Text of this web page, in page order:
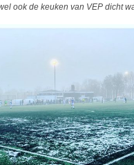
ook de keuken van VEP dicht